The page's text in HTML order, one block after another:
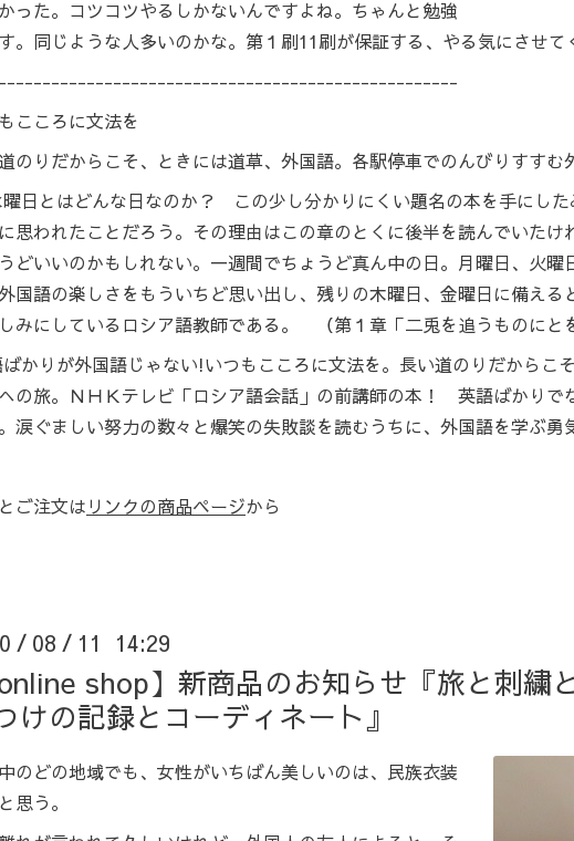
った。コツコツやるしかないんですよね。ちゃんと勉強
。同じような人多いのかな。第１刷11刷が保証する、やる気にさせて
こころに文法を
のりだからこそ、ときには道草、外国語。各駅停車でのんびりすすむ
曜日とはどんな日なのか？ この少し分かりにくい題名の本を手にし
思われたことだろう。その理由はこの章のとくに後半を読んでいた
どいいのかもしれない。一週間でちょうど真ん中の日。月曜日、火
国語の楽しさをもういちど思い出し、残りの木曜日、金曜日に備え
みにしているロシア語教師である。 （第１章「二兎を追うものにと
かりが外国語じゃない!いつもこころに文法を。長い道のりだからこ
の旅。ＮＨＫテレビ「ロシア語会話」の前講師の本！ 英語ばかりで
涙ぐましい努力の数々と爆笑の失敗談を読むうちに、外国語を学ぶ勇
ご注文はリンクの商品ページから
/ 08 / 11 14:29
online shop】新商品のお知らせ『旅と刺
けの記録とコーディネート』
のどの地域でも、女性がいちばん美しいのは、民族衣装
思う。